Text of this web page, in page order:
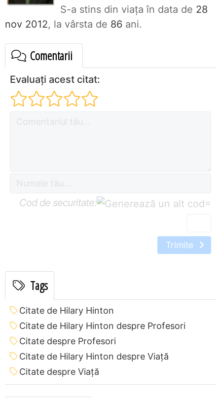
S-a stins din viaţa în data de 28
nov 2012, la vârsta de 86 ani.
Comentarii
Evaluați acest citat:
Cod de securitate: =
Trimite
Tags
Citate de Hilary Hinton
Citate de Hilary Hinton despre Profesori
Citate despre Profesori
Citate de Hilary Hinton despre Viață
Citate despre Viață